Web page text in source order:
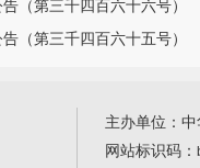
（第三千四百六十六号）
（第三千四百六十五号）
主办单位：
网站标识码：